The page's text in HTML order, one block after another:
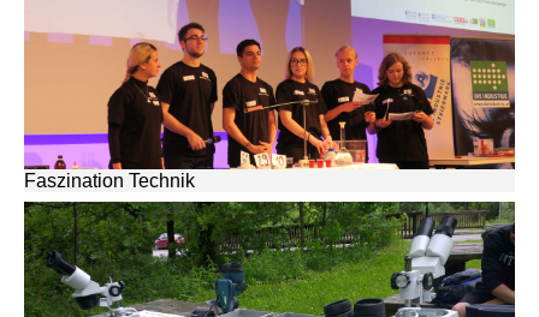
Faszination Technik